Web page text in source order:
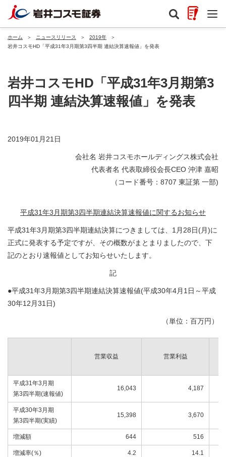
ホーム ＞ ニュースリリース ＞ 2019年
＞
岩井コスモHD「平成31年3月期第3四半期 連結決算速報値」を発表
岩井コスモHD「平成31年3月期第3
四半期 連結決算速報値」を発表
2019年01月21日
会社名 岩井コスモホールディングス株式会社
代表者名 代表取締役会長CEO 沖津 嘉昭
（コード番号：8707 東証第 一部)
平成31年3月期第3四半期連結決算速報値に関するお知らせ
平成31年3月期第3四半期連結決算につきましては、1月28日(月)に
正式に発表する予定ですが、その概数がまとまりましたので、下
記のとおり速報値としてお知らせいたします。
記
●平成31年3月期第3四半期連結決算速報値(平成30年4月1日～平成
30年12月31日)
（単位：百万円）
営業収益 営業利益
平成31年3月期
第3四半期(速報値)
16,043 4,187
平成30年3月期
第3四半期(実績)
15,398 3,670
増減額 644 516
増減率(％) 4.2 14.1